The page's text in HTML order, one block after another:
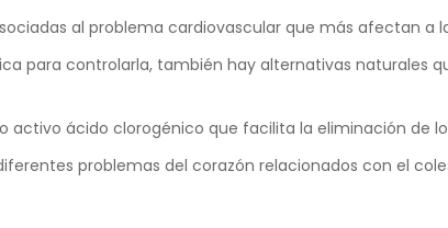
al problema cardiovascular que más afectan a
para controlarla, también hay alternativas naturales
ácido clorogénico que facilita la eliminación de
problemas del corazón relacionados con el